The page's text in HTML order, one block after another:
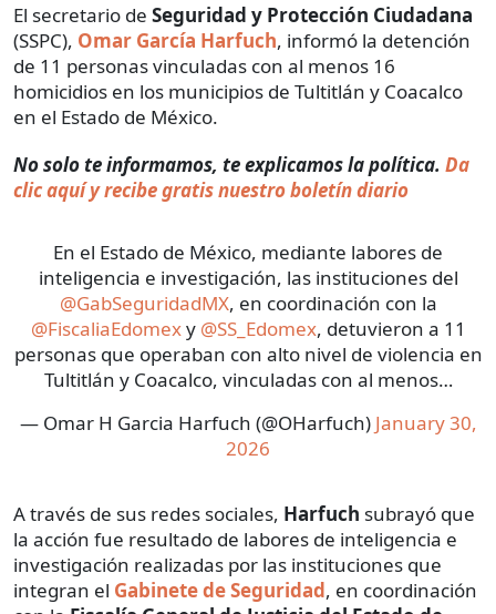
El secretario de Seguridad y Protección Ciudadana
(SSPC), Omar García Harfuch, informó la detención
de 11 personas vinculadas con al menos 16
homicidios en los municipios de Tultitlán y Coacalco
en el Estado de México.
No solo te informamos, te explicamos la política. Da
clic aquí y recibe gratis nuestro boletín diario
En el Estado de México, mediante labores de
inteligencia e investigación, las instituciones del
@GabSeguridadMX, en coordinación con la
@FiscaliaEdomexy @SS_Edomex, detuvieron a 11
personas que operaban con alto nivel de violencia en
Tultitlán y Coacalco, vinculadas con al menos…
— Omar H Garcia Harfuch (@OHarfuch) January 30,
2026
A través de sus redes sociales, Harfuch subrayó que
la acción fue resultado de labores de inteligencia e
investigación realizadas por las instituciones que
integran el Gabinete de Seguridad, en coordinación